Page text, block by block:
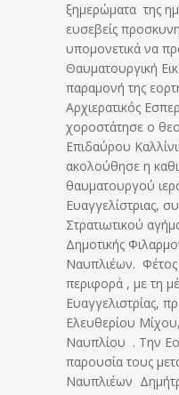
ξημερώματα της
ευσεβείς
υπομονετικά να
Θαυματουργική
παραμονή της
Αρχιερατικός
χοροστάτησε ο
Επιδαύρου
ακολούθησε η
θαυματουργού
Ευαγγελίστριας,
Στρατιωτικού
Δημοτικής
Ναυπλιέων. Φέτος
περιφορά , με τη
Ευαγγελιστρίας,
Ελευθερίου
Ναυπλίου . Την
παρουσία τους
Ναυπλιέων